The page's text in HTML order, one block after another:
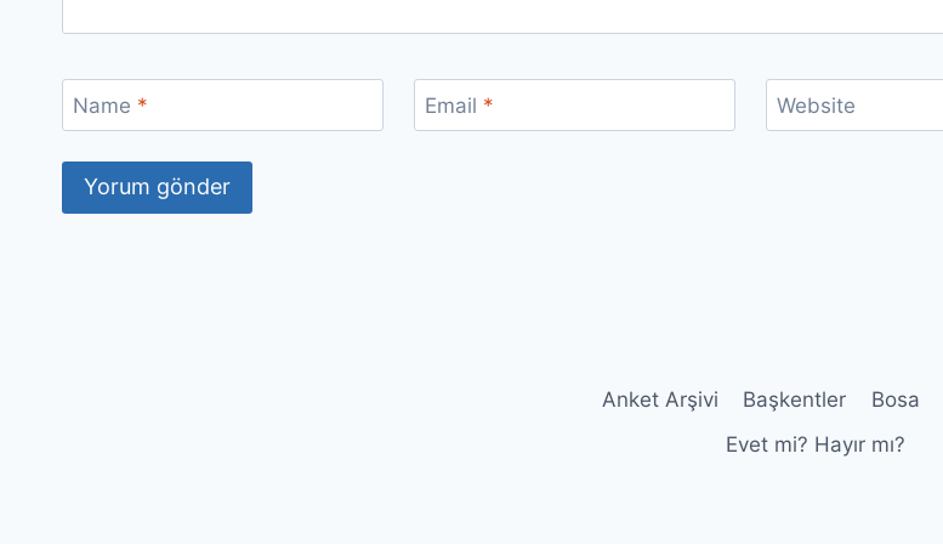
Name * Email * Website
Anket Arşivi Başkentler Bosa
Evet mi? Hayır mı?